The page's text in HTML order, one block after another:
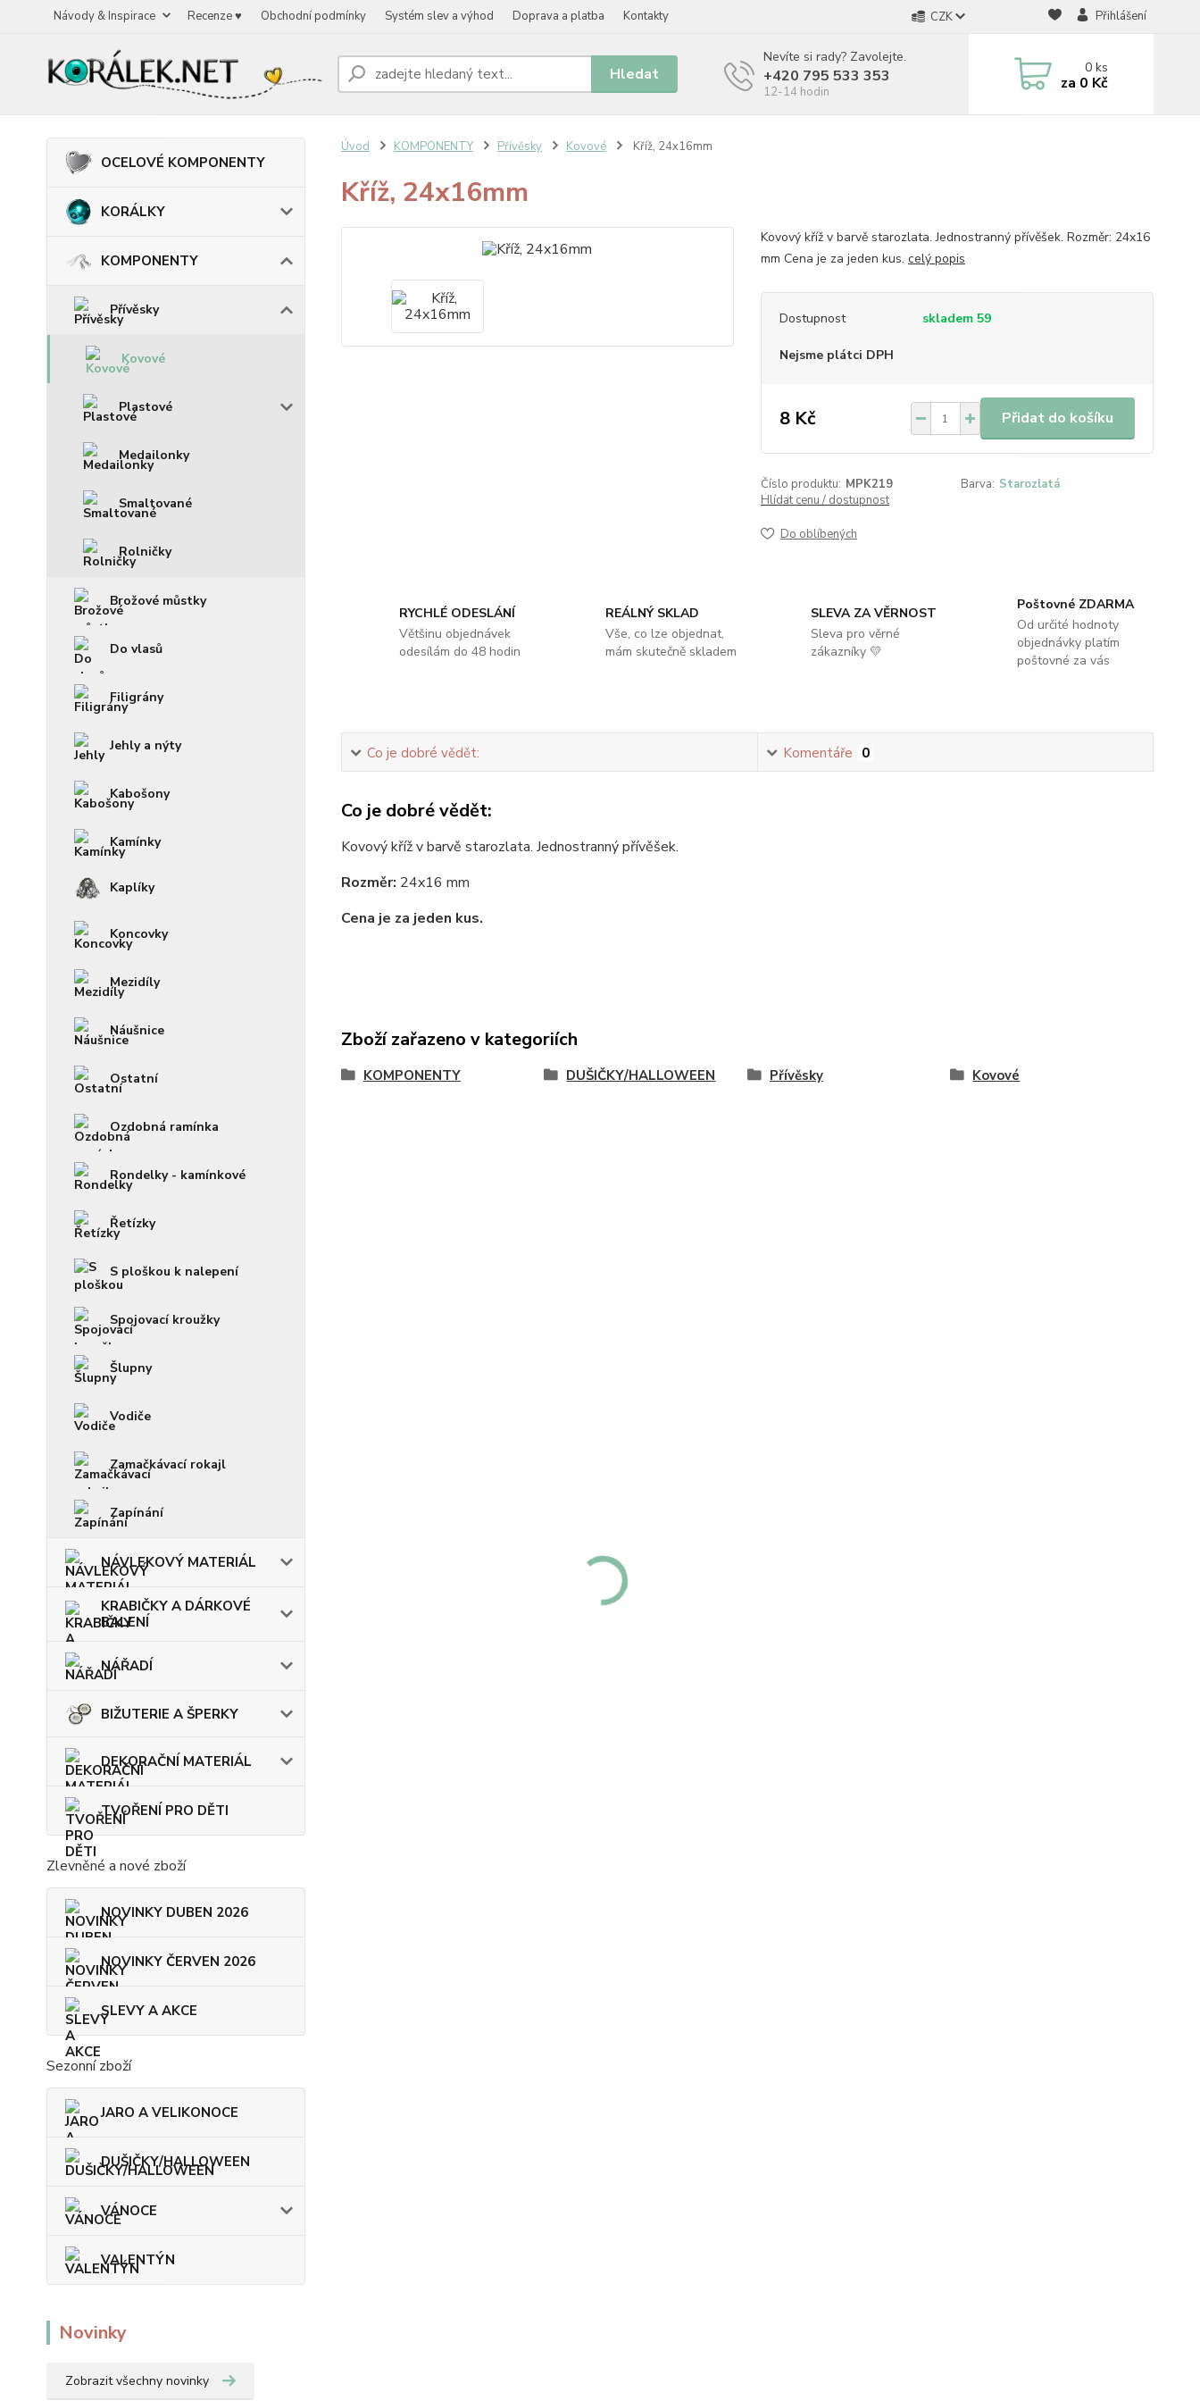
Návody & Inspirace Recenze ♥ Obchodní podmínky Systém slev a výhod Doprava a platba Kontakty CZK Přihlášení
Hledat
Nevíte si rady? Zavolejte.
+420 795 533 353
12-14 hodin
0ks
za 0 Kč
OCELOVÉ KOMPONENTY
KORÁLKY
KOMPONENTY
Přívěsky
Kovové
Plastové
Medailonky
Smaltované
Rolničky
Brožové můstky
Do vlasů
Filigrány
Jehly a nýty
Kabošony
Kamínky
Kaplíky
Koncovky
Mezidíly
Náušnice
Ostatní
Ozdobná ramínka
Rondelky - kamínkové
Řetízky
S ploškou k nalepení
Spojovací kroužky
Šlupny
Vodiče
Zamačkávací rokajl
Zapínání
NÁVLEKOVÝ MATERIÁL
KRABIČKY A DÁRKOVÉ
BALENÍ
NÁŘADÍ
BIŽUTERIE A ŠPERKY
DEKORAČNÍ MATERIÁL
TVOŘENÍ PRO DĚTI
Zlevněné a nové zboží
NOVINKY DUBEN 2026
NOVINKY ČERVEN 2026
SLEVY A AKCE
Sezonní zboží
JARO A VELIKONOCE
DUŠIČKY/HALLOWEEN
VÁNOCE
VALENTÝN
Novinky
Zobrazit všechny novinky
Úvod KOMPONENTY Přívěsky Kovové Kříž, 24x16mm
Kříž, 24x16mm
Kovový kříž v barvě starozlata. Jednostranný přívěšek. Rozměr: 24x16
mm Cena je za jeden kus. celý popis
Dostupnost skladem 59
Nejsme plátci DPH
8 Kč Přidat do košíku
Číslo produktu: MPK219 Barva: Starozlatá
Hlídat cenu / dostupnost
Do oblíbených
RYCHLÉ ODESLÁNÍ
Většinu objednávek
odesílám do 48 hodin
REÁLNÝ SKLAD
Vše, co lze objednat,
mám skutečně skladem
SLEVA ZA VĚRNOST
Sleva pro věrné
zákazníky 💛
Poštovné ZDARMA
Od určité hodnoty
objednávky platím
poštovné za vás
Co je dobré vědět: Komentáře 0
Co je dobré vědět:
Kovový kříž v barvě starozlata. Jednostranný přívěšek.
Rozměr: 24x16 mm
Cena je za jeden kus.
Zboží zařazeno v kategoriích
KOMPONENTY DUŠIČKY/HALLOWEEN Přívěsky Kovové